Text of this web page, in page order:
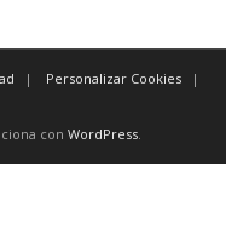
Personalizar Cookies
con WordPress.